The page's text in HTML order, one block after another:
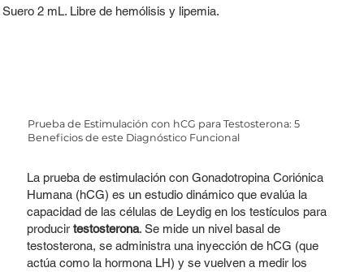
Suero 2 mL. Libre de hemólisis y lipemia.
Prueba de Estimulación con hCG para Testosterona: 5
Beneficios de este Diagnóstico Funcional
La prueba de estimulación con Gonadotropina Coriónica
Humana (hCG) es un estudio dinámico que evalúa la
capacidad de las células de Leydig en los testículos para
producir testosterona. Se mide un nivel basal de
testosterona, se administra una inyección de hCG (que
actúa como la hormona LH) y se vuelven a medir los